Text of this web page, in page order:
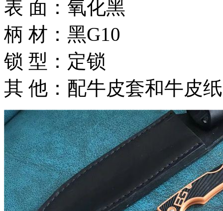
表 面：氧化黑
柄 材：黑G10
锁 型：定锁
其 他：配牛皮套和牛皮